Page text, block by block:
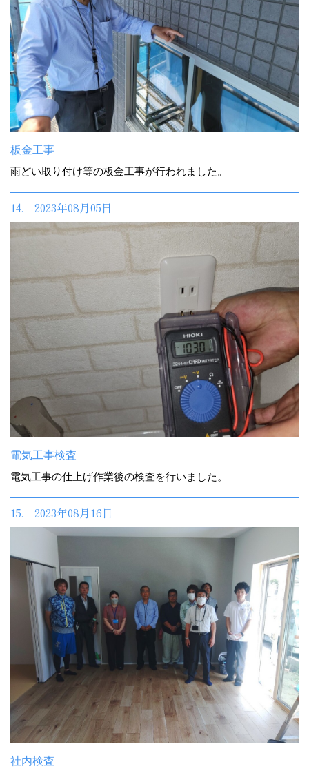
板金工事
雨どい取り付け等の板金工事が行われました。
14. 2023年08月05日
電気工事検査
電気工事の仕上げ作業後の検査を行いました。
15. 2023年08月16日
社内検査